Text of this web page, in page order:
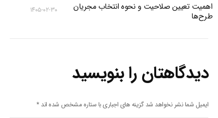
اهمیت تعیین صلاحیت و نحوه انتخاب مجریان
طرح‌ها
۱۴۰۵-۰۲-۳۰
دیدگاهتان را بنویسید
ایمیل شما نشر نخواهد شد گزینه های اجباری با ستاره مشخص شده اند*